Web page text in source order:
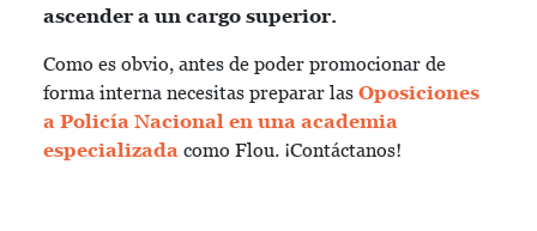
ascender a un cargo superior.
Como es obvio, antes de poder promocionar de
forma interna necesitas preparar las Oposiciones
a Policía Nacional en una academia
especializada como Flou. ¡Contáctanos!